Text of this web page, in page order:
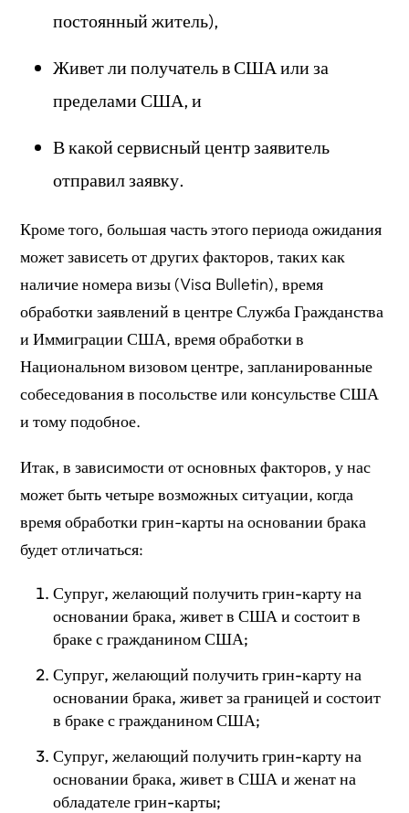
постоянный житель),
Живет ли получатель в США или за
пределами США, и
В какой сервисный центр заявитель
отправил заявку.
Кроме того, большая часть этого периода ожидания
может зависеть от других факторов, таких как
наличие номера визы (Visa Bulletin), время
обработки заявлений в центре Служба Гражданства
и Иммиграции США, время обработки в
Национальном визовом центре, запланированные
собеседования в посольстве или консульстве США
и тому подобное.
Итак, в зависимости от основных факторов, у нас
может быть четыре возможных ситуации, когда
время обработки грин-карты на основании брака
будет отличаться:
Супруг, желающий получить грин-карту на
основании брака, живет в США и состоит в
браке с гражданином США;
Супруг, желающий получить грин-карту на
основании брака, живет за границей и состоит
в браке с гражданином США;
Супруг, желающий получить грин-карту на
основании брака, живет в США и женат на
обладателе грин-карты;